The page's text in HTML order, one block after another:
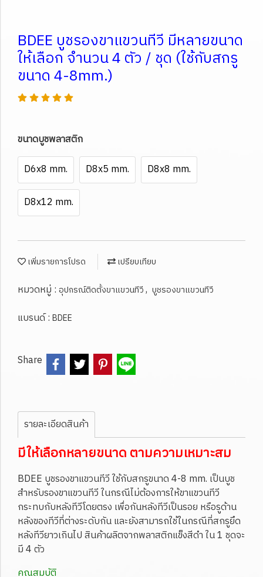
BDEE บูชรองขาแขวนทีวี มีหลายขนาด
ให้เลือก จำนวน 4 ตัว / ชุด (ใช้กับสกรู
ขนาด 4-8mm.)
ขนาดบูชพลาสติก
D6x8 mm.
D8x5 mm. D8x8 mm.
D8x12 mm.
เพิ่มรายการโปรด เปรียบเทียบ
หมวดหมู่ : อุปกรณ์ติดตั้งขาแขวนทีวี, บูชรองขาแขวนทีวี
แบรนด์ : BDEE
Share
รายละเอียดสินค้า
มีให้เลือกหลายขนาด ตามความเหมาะสม
BDEE บูชรองขาแขวนทีวี ใช้กับสกรูขนาด 4-8 mm. เป็นบูช
สำหรับรองขาแขวนทีวี ในกรณีไม่ต้องการให้ขาแขวนทีวี
กระทบกับหลังทีวีโดยตรง เพื่อกันหลังทีวีเป็นรอย หรือรูด้าน
หลังของทีวีที่ต่างระดับกัน และยังสามารถใช้ในกรณีที่สกรูยึด
หลังทีวียาวเกินไป สินค้าผลิตจากพลาสติกแข็งสีดำ ใน 1 ชุดจะ
มี 4 ตัว
คุณสมบัติ